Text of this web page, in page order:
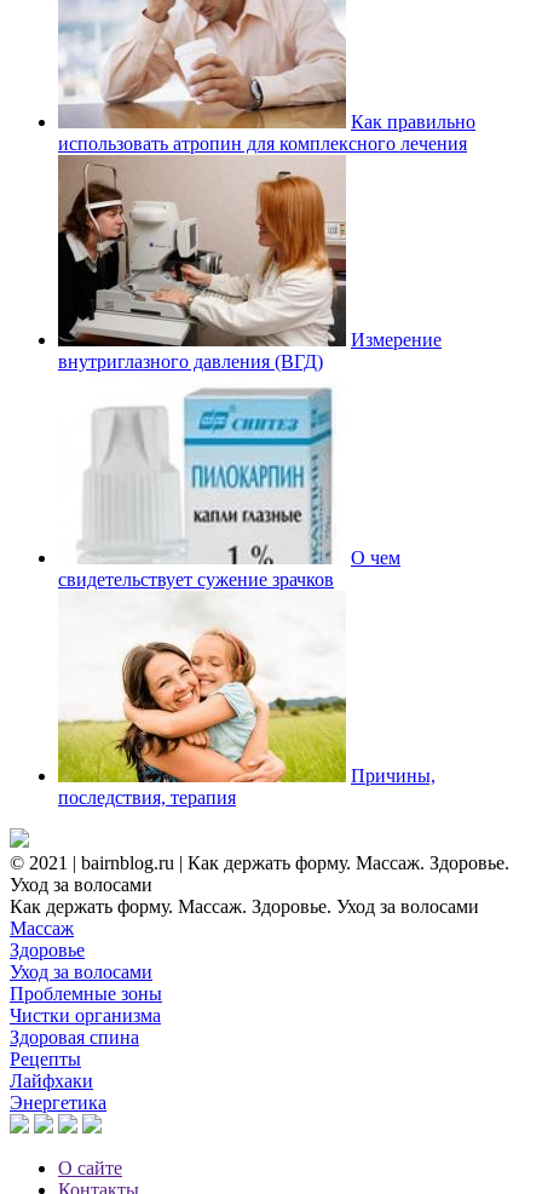
Как правильно
использовать атропин для комплексного лечения
Измерение
внутриглазного давления (ВГД)
О чем
свидетельствует сужение зрачков
Причины,
последствия, терапия
© 2021 | bairnblog.ru | Как держать форму. Массаж. Здоровье.
Уход за волосами
Как держать форму. Массаж. Здоровье. Уход за волосами
Массаж
Здоровье
Уход за волосами
Проблемные зоны
Чистки организма
Здоровая спина
Рецепты
Лайфхаки
Энергетика
О сайте
Контакты